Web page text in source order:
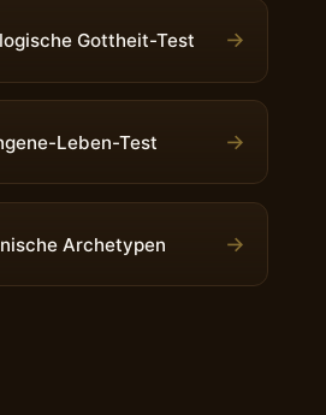
Gottheit-Test →
Leben-Test →
Archetypen →